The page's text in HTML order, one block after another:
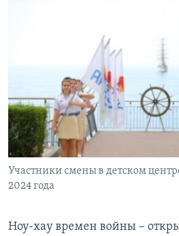
Участники смены в детском
2024 года
Ноу-хау времен войны –